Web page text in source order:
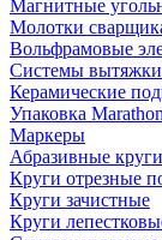
Магнитные
Молотки
Вольфрамовые
Системы
Керамические
Упаковка
Маркеры
Абразивные круги
Круги отрезные
Круги зачистные
Круги